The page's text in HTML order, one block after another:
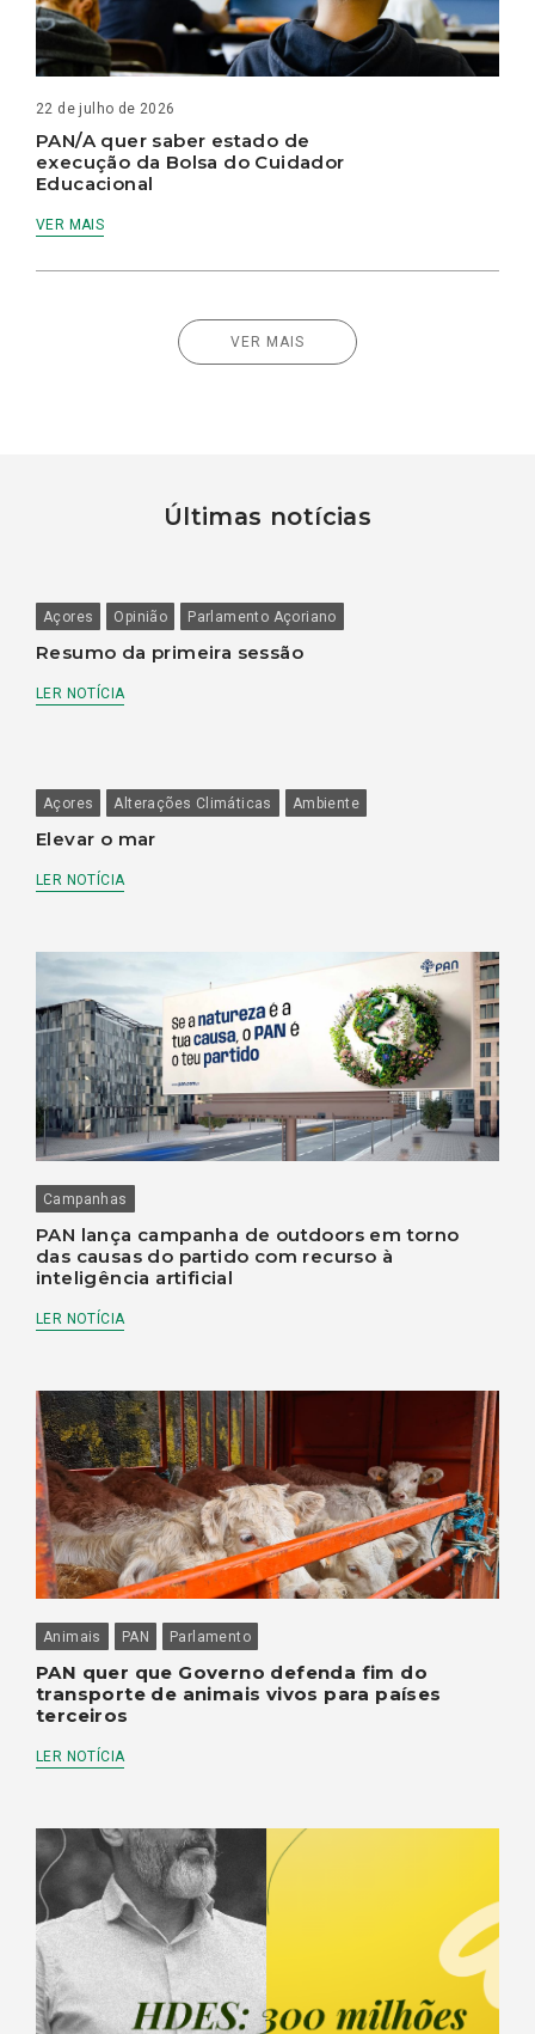
22 de julho de 2026
PAN/A quer saber estado de
execução da Bolsa do Cuidador
Educacional
VER MAIS
VER MAIS
Últimas notícias
Açores Opinião Parlamento Açoriano
Resumo da primeira sessão
LER NOTÍCIA
Açores Alterações Climáticas Ambiente
Elevar o mar
LER NOTÍCIA
Campanhas
PAN lança campanha de outdoors em torno
das causas do partido com recurso à
inteligência artificial
LER NOTÍCIA
Animais PAN Parlamento
PAN quer que Governo defenda fim do
transporte de animais vivos para países
terceiros
LER NOTÍCIA